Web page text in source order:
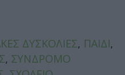
ΔΥΣΚΟΛΙΕΣ, ΠΑΙΔΙ,
, ΣΥΝΔΡΟΜΟ